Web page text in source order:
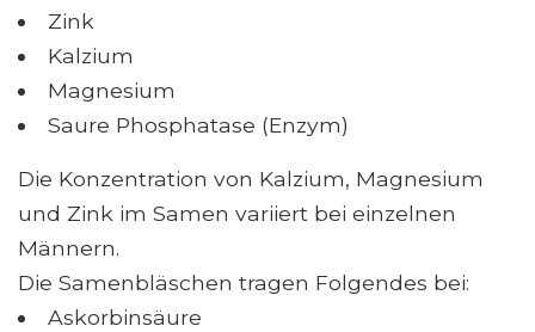
Zink
Kalzium
Magnesium
Saure Phosphatase (Enzym)
Die Konzentration von Kalzium, Magnesium
und Zink im Samen variiert bei einzelnen
Männern.
Die Samenbläschen tragen Folgendes bei:
Askorbinsäure